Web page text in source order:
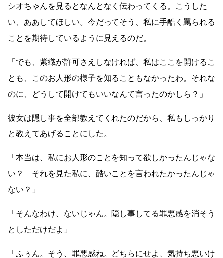
シオちゃんを見るとなんとなく伝わってくる。こうした
い、ああしてほしい。今だってそう、私に手酷く罵られる
ことを期待しているように見えるのだ。
「でも、紫織が許可さえしなければ、私はここを開けるこ
とも、このお人形の様子を知ることもなかったわ。それな
のに、どうして開けてもいいなんて言ったのかしら？」
彼女は隠し事を全部教えてくれたのだから、私もしっかり
と教えてあげることにした。
「本当は、私にお人形のことを知って欲しかったんじゃな
い？ それを見た私に、酷いことを言われたかったんじゃ
ない？」
「そんなわけ、ないじゃん。隠し事してる罪悪感を消そう
としただけだよ」
「ふぅん。そう、罪悪感ね。どちらにせよ、気持ち悪いけ